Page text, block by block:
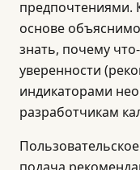
предпочтениями.
основе
знать, почему
уверенности
индикаторами
разработчикам